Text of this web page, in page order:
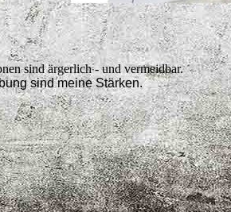
sind ärgerlich - und vermeidbar.
sind meine Stärken.